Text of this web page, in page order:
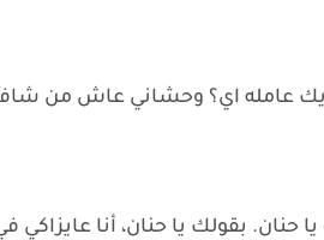
عامله اي؟ وحشاني عاش من
حنان. بقولك يا حنان، أنا